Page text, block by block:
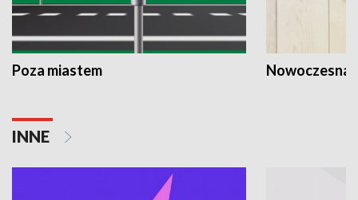
Poza miastem Nowoczesna
INNE